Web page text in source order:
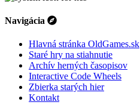
Navigácia
Hlavná stránka OldGames.sk
Staré hry na stiahnutie
Archív herných časopisov
Interactive Code Wheels
Zbierka starých hier
Kontakt